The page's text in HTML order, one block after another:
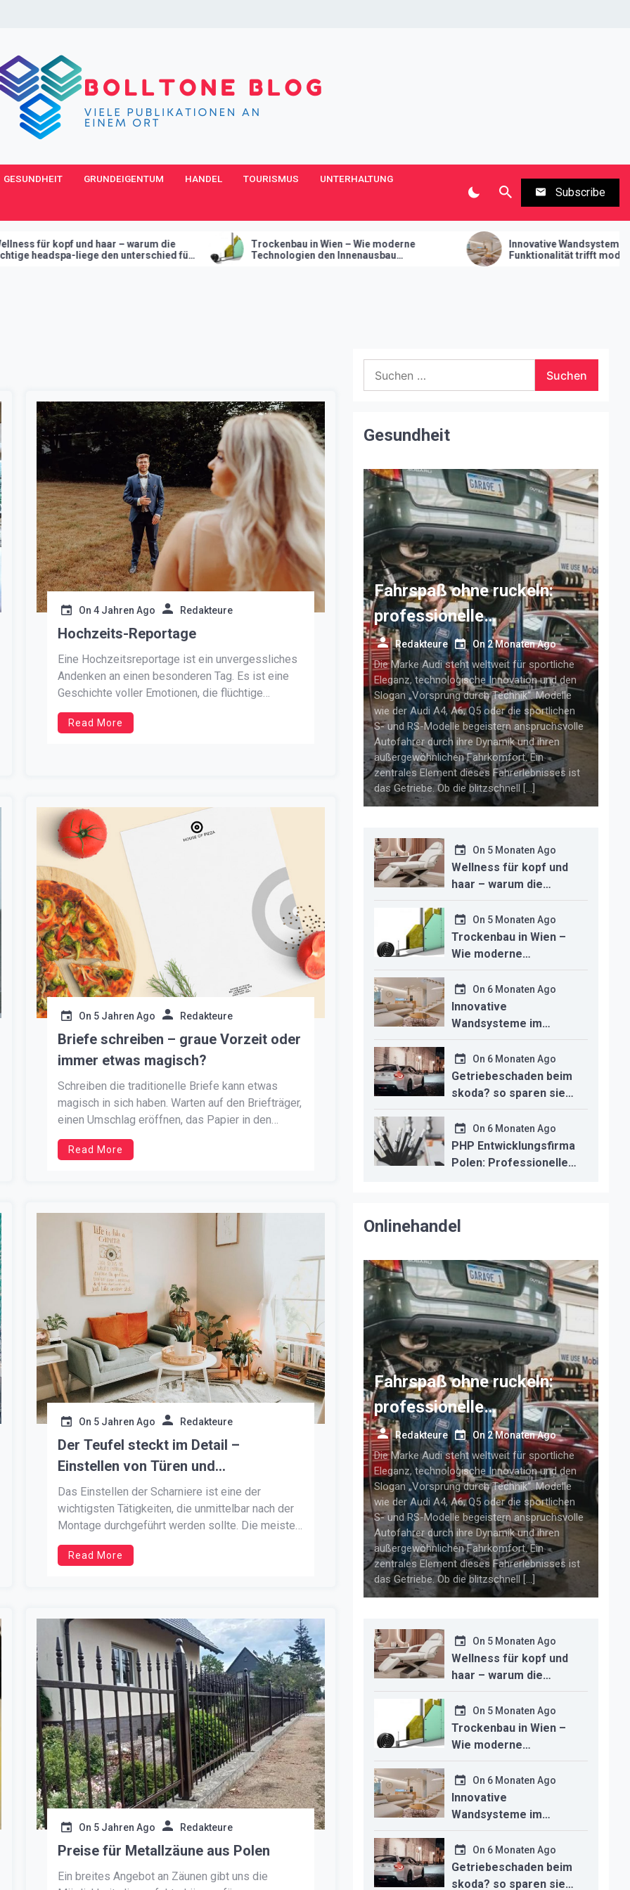
GESUNDHEIT GRUNDEIGENTUM HANDEL TOURISMUS UNTERHALTUNG
Subscribe
die
für
Trockenbau in Wien – Wie moderne
Technologien den Innenausbau
Innovative Wandsysteme im Trockenbau –
Funktionalität trifft modernes Design
On 4 Jahren Ago Redakteure
Hochzeits-Reportage
Eine Hochzeitsreportage ist ein unvergessliches
Andenken an einen besonderen Tag. Es ist eine
Geschichte voller Emotionen, die flüchtige
Momente und unvergessliche Gefühle zeigt. Es
verewigt diskret die Zeit mit der Familie, lustige
Read More
On 5 Jahren Ago Redakteure
Briefe schreiben – graue Vorzeit oder
immer etwas magisch?
Schreiben die traditionelle Briefe kann etwas
magisch in sich haben. Warten auf den Briefträger,
einen Umschlag eröffnen, das Papier in den
Händen halten. Man kann sagen, dass Briefe
schreiben romantisch und ungewöhnlich ist. Passt
Read More
On 5 Jahren Ago Redakteure
Der Teufel steckt im Detail –
Einstellen von Türen und
Schrankscharnieren
Das Einstellen der Scharniere ist eine der
wichtigsten Tätigkeiten, die unmittelbar nach der
Montage durchgeführt werden sollte. Die meisten
Scharniere für Möbelschränke lassen sich sehr
leicht einstellen – alles, was Sie brauchen, ist ein
Read More
On 5 Jahren Ago Redakteure
Preise für Metallzäune aus Polen
Ein breites Angebot an Zäunen gibt uns die
nach:
Gesundheit
Fahrspaß ohne ruckeln:
professionelle
getriebelösungen für
anspruchsvolle audi-fahrer
Redakteure On 2 Monaten Ago
Die Marke Audi steht weltweit für sportliche
Eleganz, technologische Innovation und den
Slogan „Vorsprung durch Technik“. Modelle
wie der Audi A4, A6, Q5 oder die sportlichen
S- und RS-Modelle begeistern anspruchsvolle
Autofahrer durch ihre Dynamik und ihren
außergewöhnlichen Fahrkomfort. Ein
zentrales Element dieses Fahrerlebnisses ist
das Getriebe. Ob die blitzschnell […]
On 5 Monaten Ago
Wellness für kopf und
haar – warum die
richtige headspa-liege
den unterschied für ihr
studio macht
On 5 Monaten Ago
Trockenbau in Wien –
Wie moderne
Technologien den
Innenausbau
revolutionieren
On 6 Monaten Ago
Innovative
Wandsysteme im
Trockenbau –
Funktionalität trifft
modernes Design
On 6 Monaten Ago
Getriebeschaden beim
skoda? so sparen sie
kosten durch
professionelle
instandsetzung
On 6 Monaten Ago
PHP Entwicklungsfirma
Polen: Professionelle
Onlinehandel
Fahrspaß ohne ruckeln:
professionelle
getriebelösungen für
anspruchsvolle audi-fahrer
Redakteure On 2 Monaten Ago
Die Marke Audi steht weltweit für sportliche
Eleganz, technologische Innovation und den
Slogan „Vorsprung durch Technik“. Modelle
wie der Audi A4, A6, Q5 oder die sportlichen
S- und RS-Modelle begeistern anspruchsvolle
Autofahrer durch ihre Dynamik und ihren
außergewöhnlichen Fahrkomfort. Ein
zentrales Element dieses Fahrerlebnisses ist
das Getriebe. Ob die blitzschnell […]
On 5 Monaten Ago
Wellness für kopf und
haar – warum die
richtige headspa-liege
den unterschied für ihr
studio macht
On 5 Monaten Ago
Trockenbau in Wien –
Wie moderne
Technologien den
Innenausbau
revolutionieren
On 6 Monaten Ago
Innovative
Wandsysteme im
Trockenbau –
Funktionalität trifft
modernes Design
On 6 Monaten Ago
Getriebeschaden beim
skoda? so sparen sie